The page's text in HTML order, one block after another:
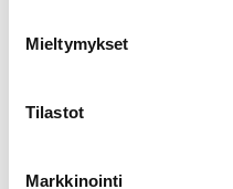
Mieltymykset
Tilastot
Markkinointi